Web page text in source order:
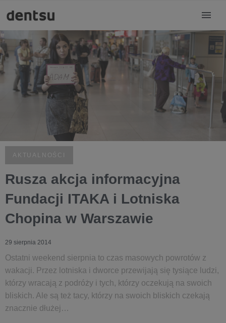
AKTUALNOŚCI
Rusza akcja informacyjna
Fundacji ITAKA i Lotniska
Chopina w Warszawie
29 sierpnia 2014
Ostatni weekend sierpnia to czas masowych powrotów z
wakacji. Przez lotniska i dworce przewijają się tysiące ludzi,
którzy wracają z podróży i tych, którzy oczekują na swoich
bliskich. Ale są też tacy, którzy na swoich bliskich czekają
znacznie dłużej…